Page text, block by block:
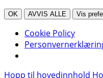
OK AVVIS ALLE Vis
Cookie Policy
Hopp til hovedinnhold